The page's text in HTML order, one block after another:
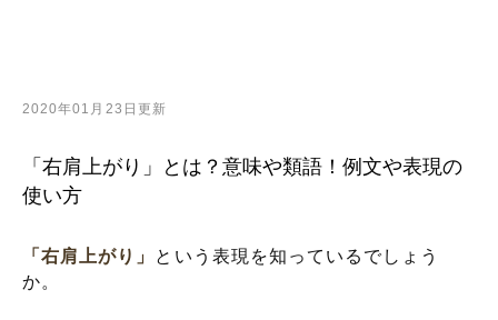
2020年01月23日更新
「右肩上がり」とは？意味や類語！例文や表現の
使い方
「右肩上がり」 という表現を知っているでしょう
か。